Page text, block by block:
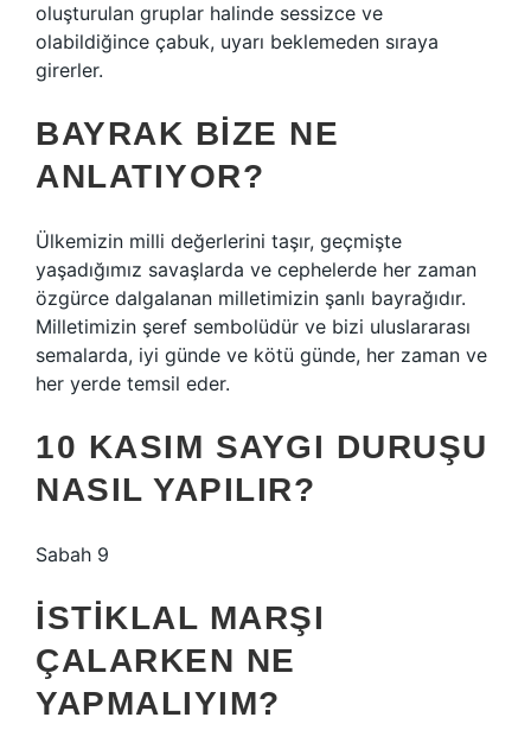
oluşturulan gruplar halinde sessizce ve
olabildiğince çabuk, uyarı beklemeden sıraya
girerler.
BAYRAK BIZE NE
ANLATIYOR?
Ülkemizin milli değerlerini taşır, geçmişte
yaşadığımız savaşlarda ve cephelerde her zaman
özgürce dalgalanan milletimizin şanlı bayrağıdır.
Milletimizin şeref sembolüdür ve bizi uluslararası
semalarda, iyi günde ve kötü günde, her zaman ve
her yerde temsil eder.
10 KASIM SAYGI DURUŞU
NASIL YAPILIR?
Sabah 9
İSTIKLAL MARŞI
ÇALARKEN NE
YAPMALIYIM?